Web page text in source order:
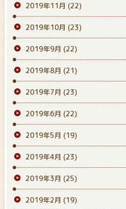
2019年11月 (22)
2019年10月 (23)
2019年9月 (22)
2019年8月 (21)
2019年7月 (23)
2019年6月 (22)
2019年5月 (19)
2019年4月 (23)
2019年3月 (25)
2019年2月 (19)